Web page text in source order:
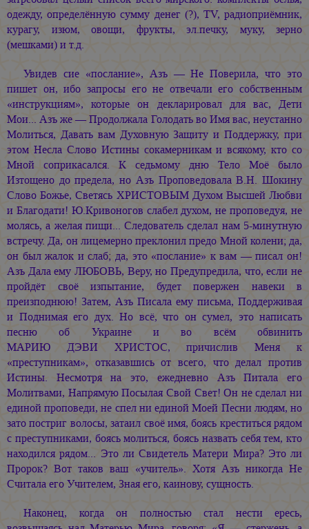
одежду, определённую сумму денег (?), TV, радиоприёмник,
курагу, изюм, овощи, фрукты, эл.печку, муку, зерно
(мешками) и т.д.
Увидев сие «послание», Азъ — Не Поверила, что это
пишет он, ибо запросы его не отвечали его собственным
«инструкциям», которые он декларировал для вас, Дети
Мои... Азъ же — Продолжала Голодать во Имя вас, неустанно
Молиться, Давать вам Духовную Защиту и Поддержку, при
этом Несла Слово Истины сокамерникам и всякому, кто со
Мной соприкасался. К седьмому дню Тело Моё было
Изтощено до предела, но Азъ Проповедовала В.Н. Шокину
Слово Божье, Светясь ХРИСТОВЫМ Духом Высшей Любви
и Благодати! Ю.Кривоногов слабел духом, не проповедуя, не
молясь, а желая пищи... Следователь сделал нам 5-минутную
встречу. Да, он лицемерно преклонил предо Мной колени; да,
он был жалок и слаб; да, это «послание» к вам — писал он!
Азъ Дала ему ЛЮБОВЬ, Веру, но Предупредила, что, если не
пройдёт своё изпытание, будет повержен навеки в
преизподнюю! Затем, Азъ Писала ему письма, Поддерживая
и Поднимая его дух. Но всё, что он сумел, это написать
песню об Украине и во всём обвинить
МАРИЮ ДЭВИ ХРИСТОС, причислив Меня к
«преступникам», отказавшись от всего, что делал против
Истины. Несмотря на это, ежедневно Азъ Питала его
Молитвами, Напрямую Посылая Свой Свет! Он не сделал ни
единой проповеди, не спел ни единой Моей Песни людям, но
зато постриг волосы, затаил своё имя, боясь креститься рядом
с преступниками, боясь молиться, боясь назвать себя тем, кто
находился рядом... Это ли Свидетель Матери Мира? Это ли
Пророк? Вот таков ваш «учитель». Хотя Азъ никогда Не
Считала его Учителем, Зная его, каинову, сущность.
Наконец, когда он полностью стал нести ересь,